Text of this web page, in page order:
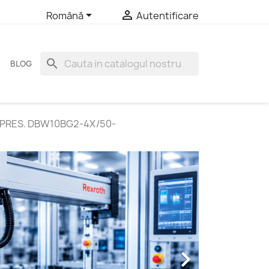
Română  Autentificare
search
BLOG
DBW10BG2-4X/50-
